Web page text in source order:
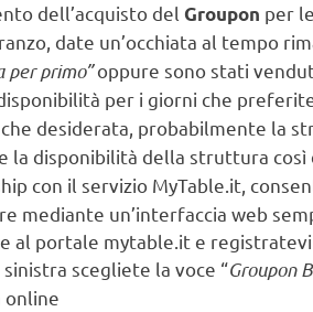
dell’acquisto del Groupon per
date un’occhiata al tempo
per primo”oppure sono stati
per i giorni che
che desiderata, probabilmente la
la disponibilità della struttura così
con il servizio MyTable.it,
mediante un’interfaccia web
al portale mytable.it e
scegliete la voce “Groupon
online